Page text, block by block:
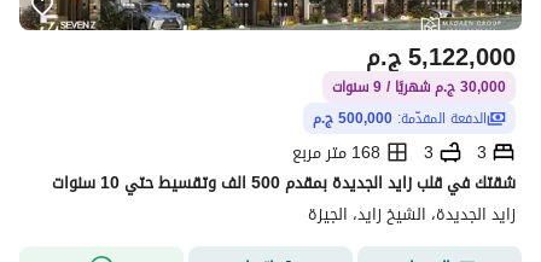
ج.م5,122,000
30,000 ج.م شهريًا / 9 سنوات
الدفعة المقدّمة: 500,000 ج.م
3
3
168 متر مربع
شقتك في قلب زايد الجديدة بمقدم 500 الف وتقسيط حتي 10 سنوات
زايد الجديدة، الشيخ زايد، الجيزة